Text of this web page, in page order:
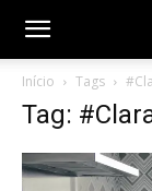
Início Tags
Tag: